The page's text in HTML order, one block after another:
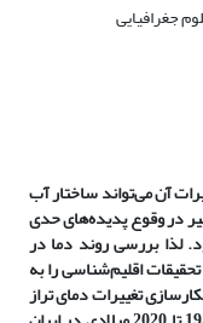
جغرافیایی
آن میتواند ساختار آب
در وقوع پدیدههای حدی
لذا بررسی روند دما در
اقلیمشناسی را به
تغییرات دمای تراز